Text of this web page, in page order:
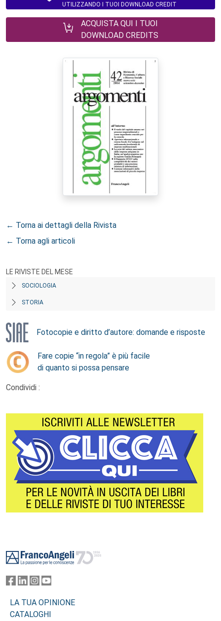
UTILIZZANDO I TUOI DOWNLOAD CREDIT
ACQUISTA QUI I TUOI
DOWNLOAD CREDITS
← Torna ai dettagli della Rivista
← Torna agli articoli
LE RIVISTE DEL MESE
SOCIOLOGIA
STORIA
Fotocopie e diritto d’autore: domande e risposte
Fare copie “in regola” è più facile
di quanto si possa pensare
Condividi :
LA TUA OPINIONE
CATALOGHI